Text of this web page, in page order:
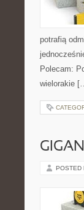
potrafią
Polecam:
wielorakie
POSTED